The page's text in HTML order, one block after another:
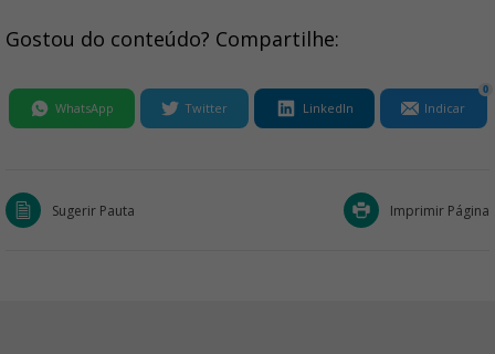
Gostou do conteúdo? Compartilhe:
WhatsApp Twitter LinkedIn Indicar
0
Sugerir Pauta Imprimir Página